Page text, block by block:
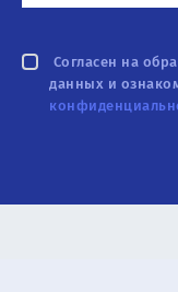
Согласен на
данных и